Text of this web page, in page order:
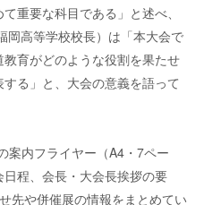
重要な科目である」と述べ、
岡高等学校校長）は「本大会で
育がどのような役割を果たせ
る」と、大会の意義を語って
案内フライヤー（A4・7ペー
程、会長・大会長挨拶の要
先や併催展の情報をまとめてい